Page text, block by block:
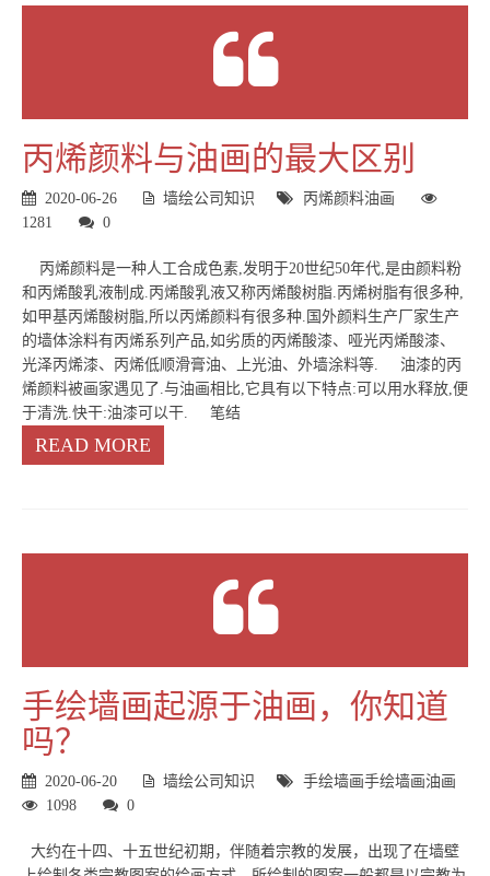
丙烯颜料与油画的最大区别
2020-06-26 墙绘公司知识 丙烯颜料油画
1281
0
丙烯颜料是一种人工合成色素,发明于20世纪50年代,是由颜料粉
和丙烯酸乳液制成.丙烯酸乳液又称丙烯酸树脂.丙烯树脂有很多种,
如甲基丙烯酸树脂,所以丙烯颜料有很多种.国外颜料生产厂家生产
的墙体涂料有丙烯系列产品,如劣质的丙烯酸漆、哑光丙烯酸漆、
光泽丙烯漆、丙烯低顺滑膏油、上光油、外墙涂料等. 油漆的丙
烯颜料被画家遇见了.与油画相比,它具有以下特点:可以用水释放,便
于清洗.快干:油漆可以干. 笔结
READ MORE
手绘墙画起源于油画，你知道
吗？
2020-06-20 墙绘公司知识 手绘墙画手绘墙画油画
1098
0
大约在十四、十五世纪初期，伴随着宗教的发展，出现了在墙壁